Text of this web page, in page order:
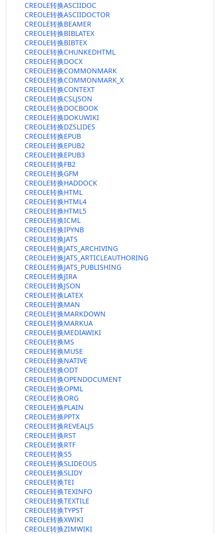
CREOLE转换ASCIIDOC
CREOLE转换ASCIIDOCTOR
CREOLE转换BEAMER
CREOLE转换BIBLATEX
CREOLE转换BIBTEX
CREOLE转换CHUNKEDHTML
CREOLE转换DOCX
CREOLE转换COMMONMARK
CREOLE转换COMMONMARK_X
CREOLE转换CONTEXT
CREOLE转换CSLJSON
CREOLE转换DOCBOOK
CREOLE转换DOKUWIKI
CREOLE转换DZSLIDES
CREOLE转换EPUB
CREOLE转换EPUB2
CREOLE转换EPUB3
CREOLE转换FB2
CREOLE转换GFM
CREOLE转换HADDOCK
CREOLE转换HTML
CREOLE转换HTML4
CREOLE转换HTML5
CREOLE转换ICML
CREOLE转换IPYNB
CREOLE转换JATS
CREOLE转换JATS_ARCHIVING
CREOLE转换JATS_ARTICLEAUTHORING
CREOLE转换JATS_PUBLISHING
CREOLE转换JIRA
CREOLE转换JSON
CREOLE转换LATEX
CREOLE转换MAN
CREOLE转换MARKDOWN
CREOLE转换MARKUA
CREOLE转换MEDIAWIKI
CREOLE转换MS
CREOLE转换MUSE
CREOLE转换NATIVE
CREOLE转换ODT
CREOLE转换OPENDOCUMENT
CREOLE转换OPML
CREOLE转换ORG
CREOLE转换PLAIN
CREOLE转换PPTX
CREOLE转换REVEALJS
CREOLE转换RST
CREOLE转换RTF
CREOLE转换S5
CREOLE转换SLIDEOUS
CREOLE转换SLIDY
CREOLE转换TEI
CREOLE转换TEXINFO
CREOLE转换TEXTILE
CREOLE转换TYPST
CREOLE转换XWIKI
CREOLE转换ZIMWIKI